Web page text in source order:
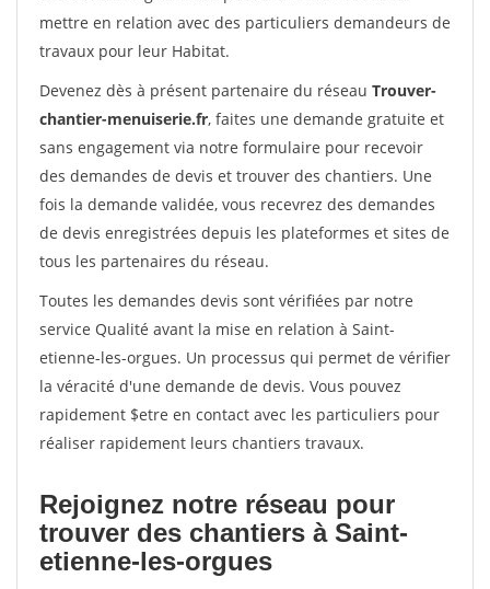
mettre en relation avec des particuliers demandeurs de
travaux pour leur Habitat.
Devenez dès à présent partenaire du réseau Trouver-
chantier-menuiserie.fr, faites une demande gratuite et
sans engagement via notre formulaire pour recevoir
des demandes de devis et trouver des chantiers. Une
fois la demande validée, vous recevrez des demandes
de devis enregistrées depuis les plateformes et sites de
tous les partenaires du réseau.
Toutes les demandes devis sont vérifiées par notre
service Qualité avant la mise en relation à Saint-
etienne-les-orgues. Un processus qui permet de vérifier
la véracité d'une demande de devis. Vous pouvez
rapidement $etre en contact avec les particuliers pour
réaliser rapidement leurs chantiers travaux.
Rejoignez notre réseau pour
trouver des chantiers à Saint-
etienne-les-orgues